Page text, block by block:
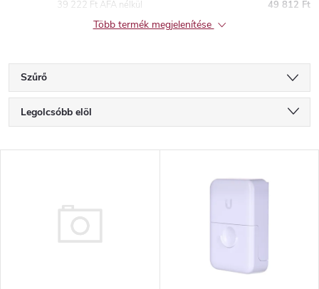
49 812 Ft
39 222 Ft ÁFA nélkül
Több termék megjelenítése
Szűrő
T
e
Legolcsóbb elöl